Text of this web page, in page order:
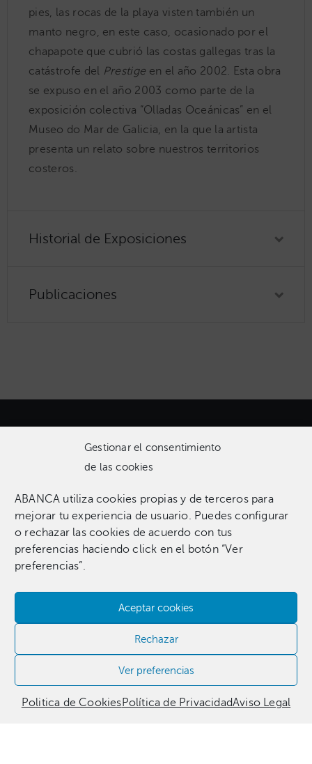
Gestionar el consentimiento
de las cookies
ABANCA utiliza cookies propias y de terceros para
mejorar tu experiencia de usuario. Puedes configurar
o rechazar las cookies de acuerdo con tus
preferencias haciendo click en el botón “Ver
preferencias”.
Aceptar cookies
Rechazar
Ver preferencias
Politica de CookiesPolítica de PrivacidadAviso Legal
pies, las rocas de la playa visten también un
manto negro, en este caso, ocasionado por el
chapapote que cubrió las costas gallegas tras la
catástrofe del Prestige en el año 2002. Esta obra
se expuso en el año 2003 como parte de la
exposición colectiva “Olladas Oceánicas” en el
Museo do Mar de Galicia, en la que la artista
presenta un relato sobre nuestros territorios
costeros.
Historial de Exposiciones
Publicaciones
Una colección que incluye 1.369 obras entre pinturas,
esculturas, fotografías, grabados, dibujos e instalaciones
pertenecientes a 255 artistas.​
Contacta con nosotros​